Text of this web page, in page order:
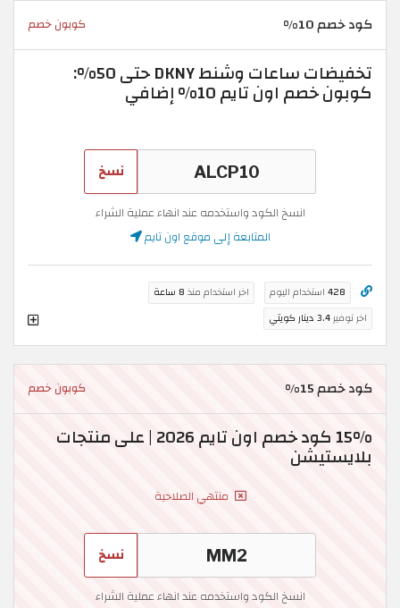
كود خصم 10% كوبون خصم
تخفيضات ساعات وشنط DKNY حتى 50%:
كوبون خصم اون تايم 10% إضافي
نسخ
انسخ الكود واستخدمه عند انهاء عملية الشراء
المتابعة إلى موقع اون تايم
428 استخدام اليوم اخر استخدام منذ 8 ساعة
اخر توفير3.4 دينار كويتي
كود خصم 15% كوبون خصم
15% كود خصم اون تايم 2026 | على منتجات
بلايستيشن
منتهي الصلاحية
نسخ
انسخ الكود واستخدمه عند انهاء عملية الشراء